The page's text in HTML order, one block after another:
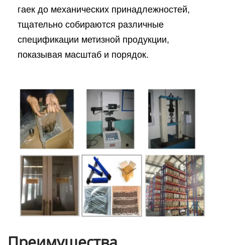
гаек до механических принадлежностей,
тщательно собираются различные
спецификации метизной продукции,
показывая масштаб и порядок.